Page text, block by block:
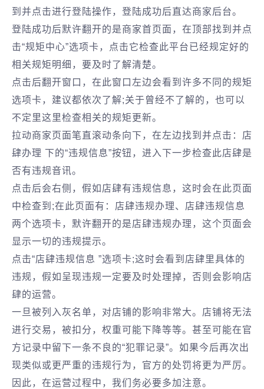
到并点击进行登陆操作，登陆成功后直达商家后台。
登陆成功后默许翻开的是商家首页面，在顶部找到并点
击“规矩中心”选项卡，点击它检查此平台已经规定好的
相关规矩明细，要及时了解清楚。
点击后翻开窗口，在此窗口左边会看到许多不同的规矩
选项卡，建议都依次了解;关于曾经不了解的，也可以
不定里这里检查相关的规矩更新。
拉动商家页面笔直滚动条向下，在左边找到并点击：店
肆办理 下的“违规信息”按钮，进入下一步检查此店肆是
否有违规音讯。
点击后会右侧，假如店肆有违规信息，这时会在此页面
中检查到;在此页面有：店肆违规办理、店肆违规信息
两个选项卡，默许翻开的是店肆违规办理，这个页面会
显示一切的违规提示。
点击“店肆违规信息 ”选项卡;这时会看到店肆里具体的
违规，假如呈现违规一定要及时处理掉，否则会影响店
肆的运营。
一旦被列入灰名单，对店铺的影响非常大。店铺将无法
进行交易，被扣分，权重可能下降等等。甚至可能在官
方记录中留下一条不良的“犯罪记录”。如果今后再次出
现类似或更严重的违规行为，官方的处罚将更为严厉。
因此，在运营过程中，我们务必要多加注意。